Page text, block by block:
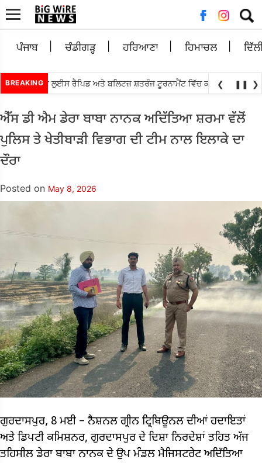
for:
ਪੰਜਾਬ ਚੰਡੀਗੜ੍ਹ ਹਰਿਆਣਾ ਹਿਮਾਚਲ
BREAKINGਸੇਂਟ ਲੁਈਸ ਰੈਪਿਡ ਅਤੇ ਬਲਿਟਜ਼ ਸ਼ਤਰੰਜ ਟੂਰਨਾਮੈਂਟ ਵਿੱਚ ਕੀਤਾ ਟਾਪ •
❮ ❚❚ ❯
ਐੱਸ ਡੀ ਐਮ ਡੇਰਾ ਬਾਬਾ ਨਾਨਕ ਅਦਿੱਤਿਆ ਸ਼ਰਮਾ ਵੱਲੋਂ
ਪੁਲਿਸ ਤੇ ਖੇਤੀਬਾੜੀ ਵਿਭਾਗ ਦੀ ਟੀਮ ਨਾਲ ਇਲਾਕੇ ਦਾ
ਦੌਰਾ
Posted on May 8, 2026
ਗੁਰਦਾਸਪੁਰ, 8 ਮਈ – ਨੈਸ਼ਨਲ ਗ੍ਰੀਨ ਟ੍ਰਿਬਿਊਨਲ ਦੀਆਂ ਹਦਾਇਤਾਂ
ਅਤੇ ਡਿਪਟੀ ਕਮਿਸ਼ਨਰ, ਗੁਰਦਾਸਪੁਰ ਦੇ ਦਿਸ਼ਾ ਨਿਰਦੇਸ਼ਾਂ ਤਹਿਤ ਅੱਜ
ਤਹਿਸੀਲ ਡੇਰਾ ਬਾਬਾ ਨਾਨਕ ਦੇ ਉਪ ਮੰਡਲ ਮੈਜਿਸਟਰੇਟ ਅਦਿੱਤਿਆ